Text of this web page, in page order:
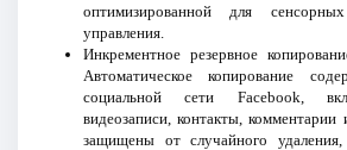
оптимизированной для
управления.
Инкрементное резервное
Автоматическое копирование
социальной сети Facebook,
видеозаписи, контакты, комментарии
защищены от случайного